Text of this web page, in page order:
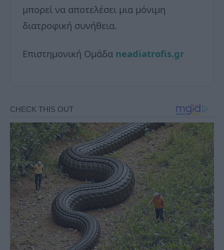
μπορεί να αποτελέσει μια μόνιμη
διατροφική συνήθεια.
Επιστημονική Ομάδα neadiatrofis.gr